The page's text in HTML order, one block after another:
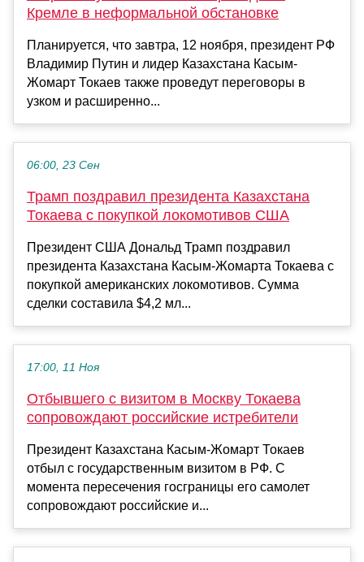
Кремле в неформальной обстановке
Планируется, что завтра, 12 ноября, президент РФ
Владимир Путин и лидер Казахстана Касым-
Жомарт Токаев также проведут переговоры в
узком и расширенно...
06:00, 23 Сен
Трамп поздравил президента Казахстана
Токаева с покупкой локомотивов США
Президент США Дональд Трамп поздравил
президента Казахстана Касым-Жомарта Токаева с
покупкой американских локомотивов. Сумма
сделки составила $4,2 мл...
17:00, 11 Ноя
Отбывшего с визитом в Москву Токаева
сопровождают российские истребители
Президент Казахстана Касым-Жомарт Токаев
отбыл с государственным визитом в РФ. С
момента пересечения госграницы его самолет
сопровождают российские и...